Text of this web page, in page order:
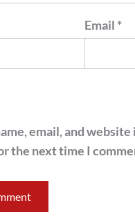
Email *
email, and website
the next time I